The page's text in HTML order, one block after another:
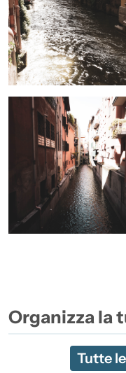
Organizza la
Tutte